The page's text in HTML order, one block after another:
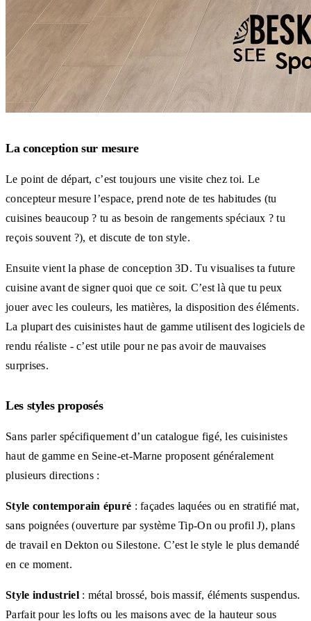
La conception sur mesure
Le point de départ, c’est toujours une visite chez toi. Le
concepteur mesure l’espace, prend note de tes habitudes (tu
cuisines beaucoup ? tu as besoin de rangements spéciaux ? tu
reçois souvent ?), et discute de ton style.
Ensuite vient la phase de conception 3D. Tu visualises ta future
cuisine avant de signer quoi que ce soit. C’est là que tu peux
jouer avec les couleurs, les matières, la disposition des éléments.
La plupart des cuisinistes haut de gamme utilisent des logiciels de
rendu réaliste - c’est utile pour ne pas avoir de mauvaises
surprises.
Les styles proposés
Sans parler spécifiquement d’un catalogue figé, les cuisinistes
haut de gamme en Seine-et-Marne proposent généralement
plusieurs directions :
Style contemporain épuré : façades laquées ou en stratifié mat,
sans poignées (ouverture par système Tip-On ou profil J), plans
de travail en Dekton ou Silestone. C’est le style le plus demandé
en ce moment.
Style industriel: métal brossé, bois massif, éléments suspendus.
Parfait pour les lofts ou les maisons avec de la hauteur sous